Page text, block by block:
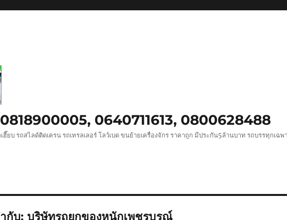
0640711613, 0800628488
ฮี๊ยบ รถสไลด์ติดเครน รถเทรลเลอร์ โลว์เบด ขนย้ายเครื่องจักร ราคาถูก มีประกัน5ล้านบาท รถบรรทุกเฉพ
กับ: บริษัทรถยกของหนักเพชรบูรณ์